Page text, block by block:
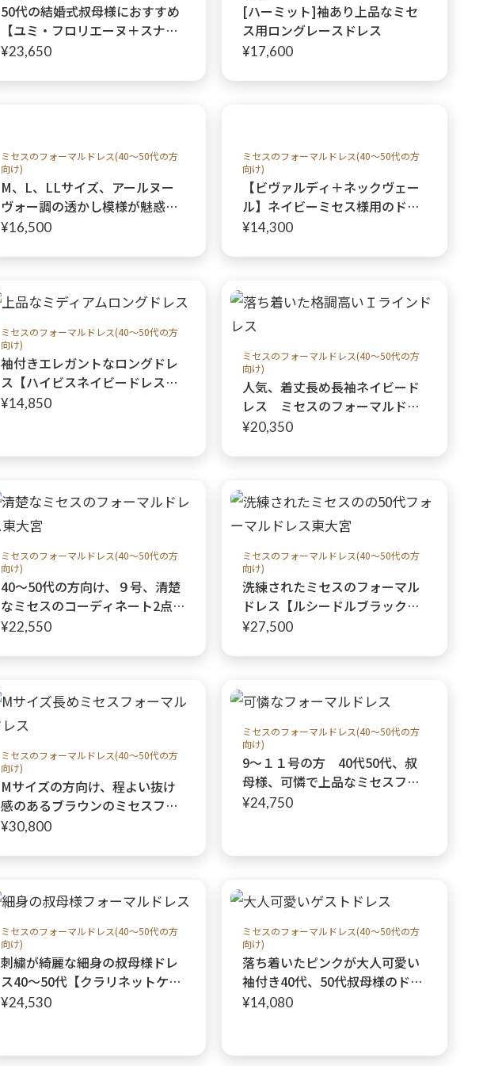
50代の結婚式叔母様におすすめ
【ユミ・フロリエーヌ＋スナイ
デルジャケット】40～60代レデ
い曲線のジャケットスタイル
¥23,650
[ハーミット]袖あり上品なミセ
ス用ロングレースドレス
¥17,600
ミセスのフォーマルドレス(40～50代の方
向け)
M、L、LLサイズ、アールヌー
ヴォー調の透かし模様が魅惑的
【フェジャールドレス】50～80
婚式やパーティーに
¥16,500
ミセスのフォーマルドレス(40～50代の方
向け)
【ビヴァルディ＋ネックヴェー
ル】ネイビーミセス様用のドレ
ス お首を隠せるフォーマルド
¥14,300
ミセスのフォーマルドレス(40～50代の方
向け)
袖付きエレガントなロングドレ
ス【ハイビスネイビードレス】
親族・式典におすすめ♩
¥14,850
ミセスのフォーマルドレス(40～50代の方
向け)
人気、着丈長め長袖ネイビード
レス ミセスのフォーマルドレ
ス【クルムウェルドレス】40代
にも♩
¥20,350
ミセスのフォーマルドレス(40～50代の方
向け)
40〜50代の方向け、９号、清楚
なミセスのコーディネート2点セ
ット【ローダスネイビードレス
代親族の結婚式に♩
¥22,550
ミセスのフォーマルドレス(40～50代の方
向け)
洗練されたミセスのフォーマル
ドレス【ルシードルブラックレ
ースドレス+ヘンリーハーパー
や船上パーティーに♩
¥27,500
ミセスのフォーマルドレス(40～50代の方
向け)
Mサイズの方向け、程よい抜け
感のあるブラウンのミセスフォ
ーマルドレス【マリコブラウン
ウンジャケット】40代50代親族
¥30,800
ミセスのフォーマルドレス(40～50代の方
向け)
9〜１１号の方 40代50代、叔
母様、可憐で上品なミセスフォ
ーマルドレス【エリーゼクイー
婚式や船上パーティーに♩レン
宮
¥24,750
ミセスのフォーマルドレス(40～50代の方
向け)
刺繍が綺麗な細身の叔母様ドレ
ス40〜50代【クラリネットケリ
ードレス＋ジェネラルアミーボ
¥24,530
ミセスのフォーマルドレス(40～50代の方
向け)
落ち着いたピンクが大人可愛い
袖付き40代、50代叔母様のドレ
ス【ロメリアドレス】フェミニ
¥14,080